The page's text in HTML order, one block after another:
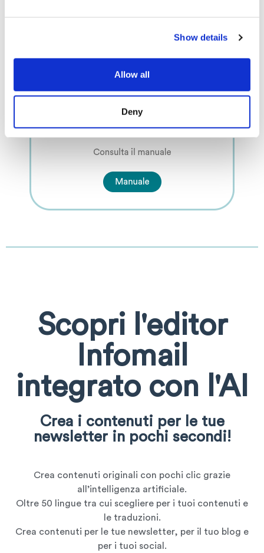
Show details
Allow all
Deny
Scopri l'editor
Infomail
integrato con l'AI
Crea i contenuti per le tue
newsletter in pochi secondi!
Crea contenuti originali con pochi clic grazie
all’intelligenza artificiale.
Oltre 50 lingue tra cui scegliere per i tuoi contenuti e
le traduzioni.
Crea contenuti per le tue newsletter, per il tuo blog e
per i tuoi social.